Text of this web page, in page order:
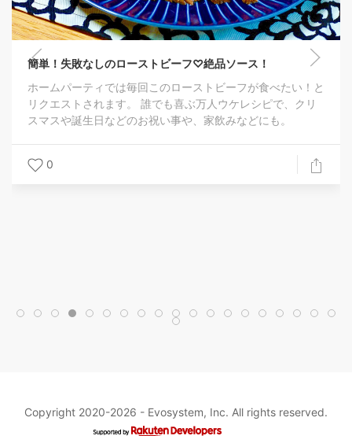
単！失敗なしのローストビーフ♡絶品ソース！
ームパーティでは毎回このローストビーフが食べたい！と
クエストされます。 誰でも喜ぶ万人ウケレシピで、クリ
マスや誕生日などのお祝い事や、家飲みなどにも。
Copyright 2020-2026 - Evosystem, Inc. All rights reserved.